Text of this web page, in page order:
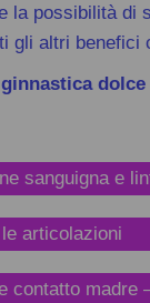
la possibilità di
gli altri benefici
dolce
sanguigna e
articolazioni
contatto madre